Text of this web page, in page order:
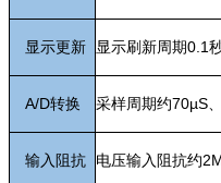
显示更新 显示刷新周期0.1
A/D转换 采样周期约70µS
输入阻抗 电压输入阻抗约